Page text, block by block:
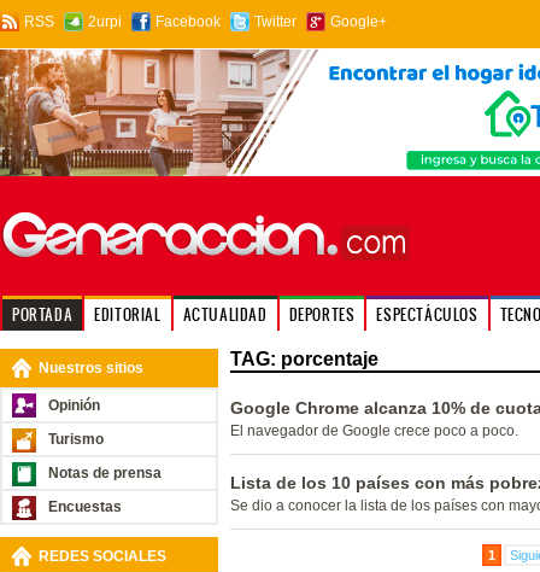
RSS 2urpi Facebook Twitter Google+
PORTADA EDITORIAL ACTUALIDAD DEPORTES ESPECTÁCULOS
Nuestros sitios
Opinión
Turismo
Notas de prensa
Encuestas
REDES SOCIALES
TAG: porcentaje
Google Chrome alcanza 10% de
El navegador de Google crece poco a poco.
Lista de los 10 países con más
Se dio a conocer la lista de los países con
1